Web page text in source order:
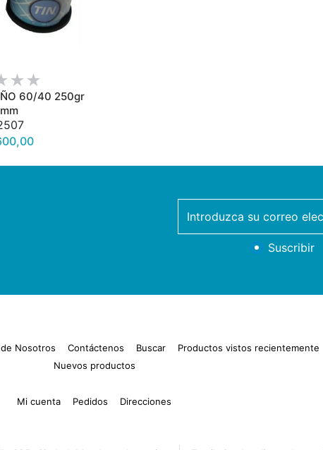
RÁPIDA
60/40 250gr
newsletter
Suscribir
Nosotros Contáctenos Buscar Productos vistos recientemente
Nuevos productos
Mi cuenta Pedidos Direcciones